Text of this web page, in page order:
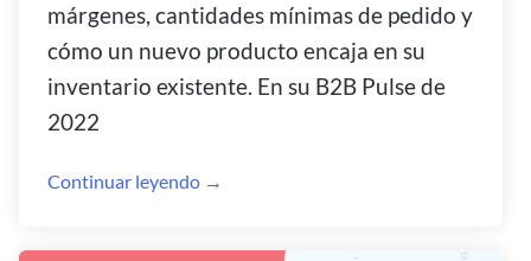
márgenes, cantidades mínimas de pedido y
cómo un nuevo producto encaja en su
inventario existente. En su B2B Pulse de
2022
Continuar leyendo →